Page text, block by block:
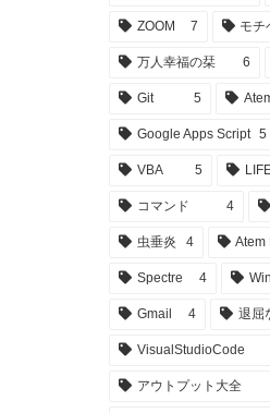
ZOOM 7 モチ
万人幸福の栞 6
Git 5
Google Apps Script 5
VBA 5
コマンド 4
虫垂炎 4 Atem
Spectre 4
Gmail 4 退屈
VisualStudioCode
アウトプット大全